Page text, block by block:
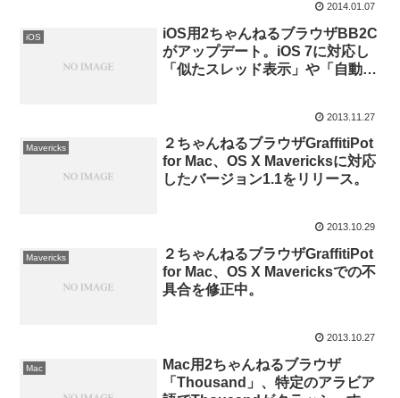
2014.01.07
iOS
iOS用2ちゃんねるブラウザBB2C
がアップデート。iOS 7に対応し
「似たスレッド表示」や「自動あ
2013.11.27
Mavericks
２ちゃんねるブラウザGraffitiPot
for Mac、OS X Mavericksに対応
したバージョン1.1をリリース。
2013.10.29
Mavericks
２ちゃんねるブラウザGraffitiPot
for Mac、OS X Mavericksでの不
具合を修正中。
2013.10.27
Mac
Mac用2ちゃんねるブラウザ
「Thousand」、特定のアラビア